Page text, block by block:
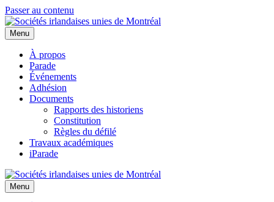
Passer au contenu
Menu
À propos
Parade
Événements
Adhésion
Documents
Rapports des historiens
Constitution
Règles du défilé
Travaux académiques
iParade
Menu